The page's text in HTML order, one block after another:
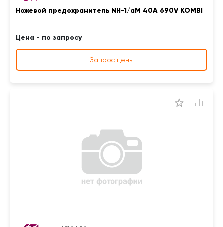
Ножевой предохранитель NH-1/aM 40A 690V KOMBI
Цена - по запросу
Запрос цены